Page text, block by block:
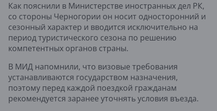
Как пояснили в Министерстве иностранных дел РК,
со стороны Черногории он носит односторонний и
сезонный характер и вводится исключительно на
период туристического сезона по решению
компетентных органов страны.
В МИД напомнили, что визовые требования
устанавливаются государством назначения,
поэтому перед каждой поездкой гражданам
рекомендуется заранее уточнять условия въезда.